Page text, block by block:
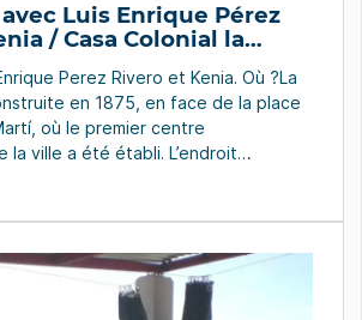
Luis Enrique Pérez
/ Casa Colonial la
Perez Rivero et Kenia. Où ?La
en 1875, en face de la place
où le premier centre
la ville a été établi. L’endroit